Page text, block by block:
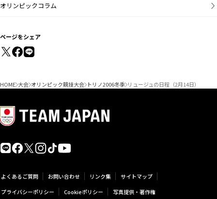
オリンピックコラム
ページをシェア
HOME 大会 オリンピック競技大会 トリノ2006冬季 リュージュの日程（2月14日）
よくあるご質問 お問い合わせ リンク集
サイトマップ
プライバシーポリシー
Cookieポリシー 写真提供・著作権